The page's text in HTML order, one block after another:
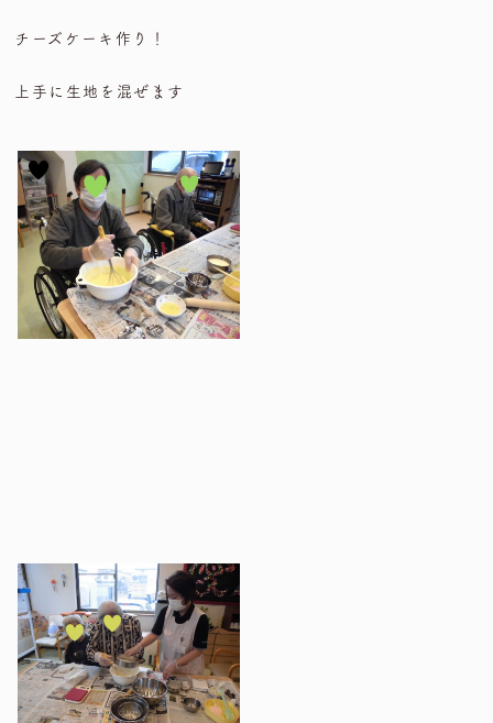
チーズケーキ作り！
上手に生地を混ぜます